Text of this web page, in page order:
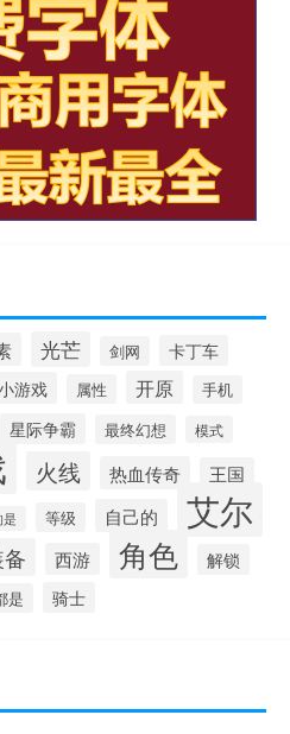
光芒 剑网 卡丁车
游戏 属性 开原 手机
星际争霸 最终幻想 模式
火线 热血传奇 王国
是 等级 自己的 艾尔
西游 角色 解锁
是 骑士